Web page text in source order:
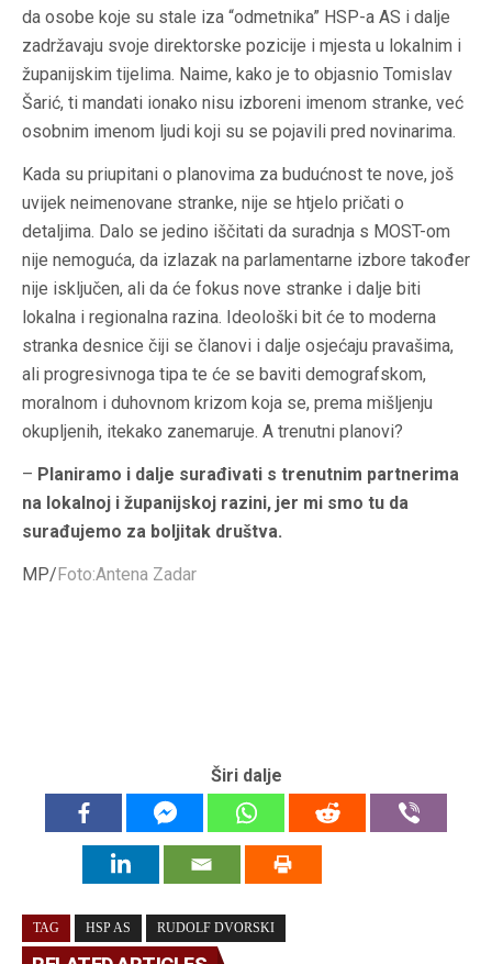
da osobe koje su stale iza “odmetnika” HSP-a AS i dalje
zadržavaju svoje direktorske pozicije i mjesta u lokalnim i
županijskim tijelima. Naime, kako je to objasnio Tomislav
Šarić, ti mandati ionako nisu izboreni imenom stranke, već
osobnim imenom ljudi koji su se pojavili pred novinarima.
Kada su priupitani o planovima za budućnost te nove, još
uvijek neimenovane stranke, nije se htjelo pričati o
detaljima. Dalo se jedino iščitati da suradnja s MOST-om
nije nemoguća, da izlazak na parlamentarne izbore također
nije isključen, ali da će fokus nove stranke i dalje biti
lokalna i regionalna razina. Ideološki bit će to moderna
stranka desnice čiji se članovi i dalje osjećaju pravašima,
ali progresivnoga tipa te će se baviti demografskom,
moralnom i duhovnom krizom koja se, prema mišljenju
okupljenih, itekako zanemaruje. A trenutni planovi?
– Planiramo i dalje surađivati s trenutnim partnerima
na lokalnoj i županijskoj razini, jer mi smo tu da
surađujemo za boljitak društva.
MP/Foto:Antena Zadar
Širi dalje
TAG HSP AS RUDOLF DVORSKI